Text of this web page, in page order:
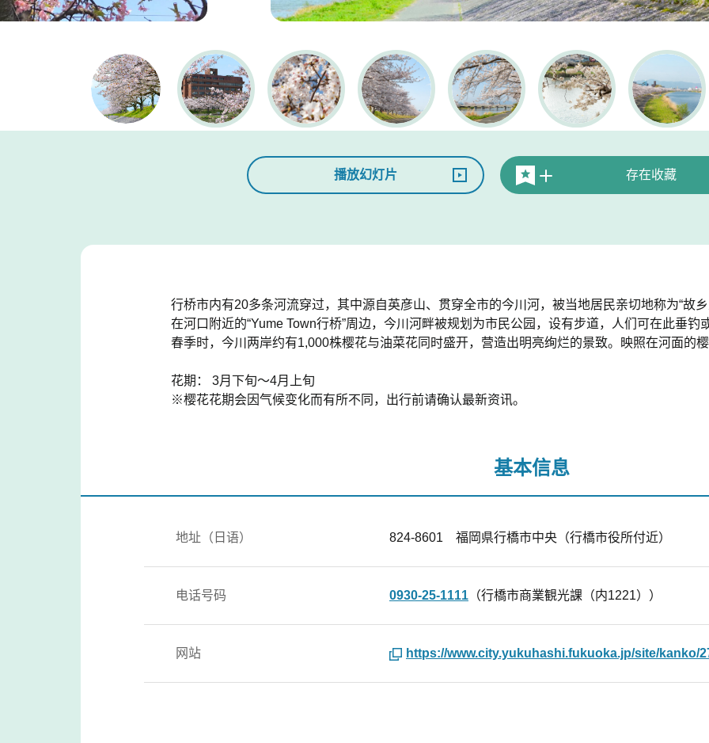
播放幻灯片 存在收藏
行桥市内有20多条河流穿过，其中源自英彦山、贯穿全市的今川河，被当地居民亲切地称为“故乡
在河口附近的“Yume Town行桥”周边，今川河畔被规划为市民公园，设有步道，人们可在此垂钓
春季时，今川两岸约有1,000株樱花与油菜花同时盛开，营造出明亮绚烂的景致。映照在河面的
花期： 3月下旬～4月上旬
※樱花花期会因气候变化而有所不同，出行前请确认最新资讯。
基本信息
地址（日语） 824-8601 福岡県行橋市中央（行橋市役所付近）
电话号码 0930-25-1111 （行橋市商業観光課（内1221））
网站 https://www.city.yukuhashi.fukuoka.jp/site/kanko/